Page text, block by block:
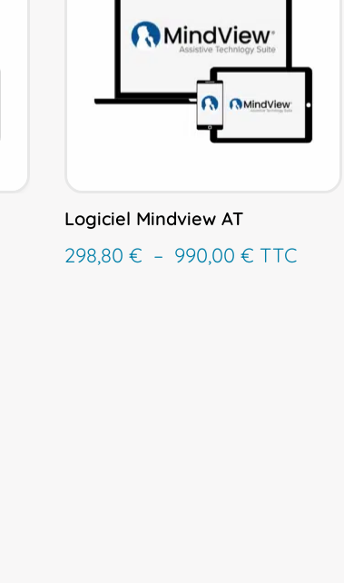
Logiciel Mindview AT
298,80 € – 990,00 €Plage
TTC